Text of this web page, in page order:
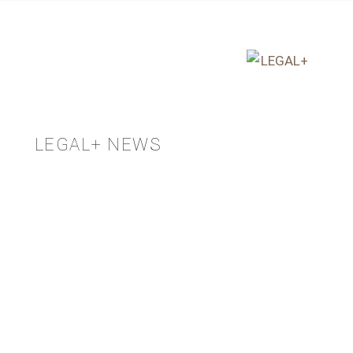
LEGAL+ NEWS